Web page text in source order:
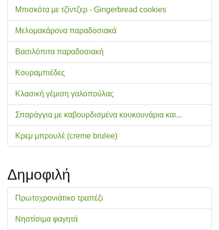
Μπισκότα με τζίντζερ - Gingerbread cookies
Μελομακάρονα παραδοσιακά
Βασιλόπιτα παραδοσιακή
Κουραμπιέδες
Κλασική γέμιση γαλοπούλας
Σπαράγγια με καβουρδισμένα κουκουνάρια και...
Κρεμ μπρουλέ (creme brulee)
Δημοφιλή
Πρωτοχρονιάτικο τραπέζι
Νηστίσιμα φαγητά